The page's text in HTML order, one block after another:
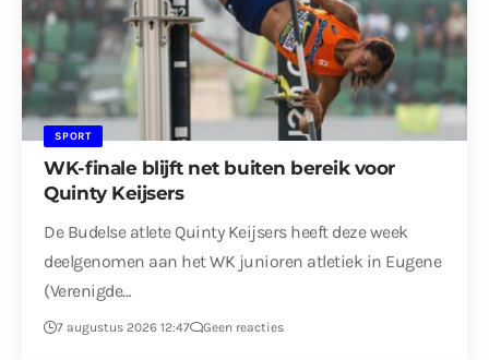
SPORT
WK-finale blijft net buiten bereik voor
Quinty Keijsers
De Budelse atlete Quinty Keijsers heeft deze week
deelgenomen aan het WK junioren atletiek in Eugene
(Verenigde…
7 augustus 2026 12:47 Geen reacties